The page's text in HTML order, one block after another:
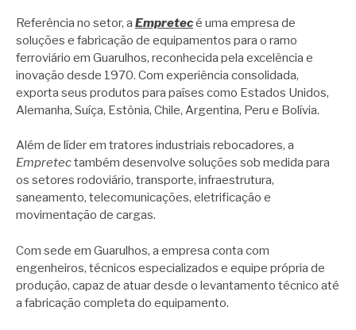
Referência no setor, a Empretecé uma empresa de
soluções e fabricação de equipamentos para o ramo
ferroviário em Guarulhos, reconhecida pela excelência e
inovação desde 1970. Com experiência consolidada,
exporta seus produtos para países como Estados Unidos,
Alemanha, Suíça, Estônia, Chile, Argentina, Peru e Bolívia.
Além de líder em tratores industriais rebocadores, a
Empretectambém desenvolve soluções sob medida para
os setores rodoviário, transporte, infraestrutura,
saneamento, telecomunicações, eletrificação e
movimentação de cargas.
Com sede em Guarulhos, a empresa conta com
engenheiros, técnicos especializados e equipe própria de
produção, capaz de atuar desde o levantamento técnico até
a fabricação completa do equipamento.